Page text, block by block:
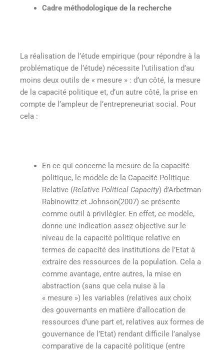
Cadre méthodologique de la recherche
La réalisation de l’étude empirique (pour répondre à la
problématique de l’étude) nécessite l’utilisation d’au
moins deux outils de « mesure » : d’un côté, la mesure
de la capacité politique et, d’un autre côté, la prise en
compte de l’ampleur de l’entrepreneuriat social. Pour
cela :
En ce qui concerne la mesure de la capacité
politique, le modèle de la Capacité Politique
Relative (Relative Political Capacity) d’Arbetman-
Rabinowitz et Johnson(2007) se présente
comme outil à privilégier. En effet, ce modèle,
donne une indication assez objective sur le
niveau de la capacité politique relative en
termes de capacité des institutions de l’Etat à
extraire des ressources de la population. Cela a
comme avantage, entre autres, la mise en
abstraction (sans que cela nuise à la
« mesure ») les variables (relatives aux choix
des gouvernants en matière d’allocation de
ressources d’une part et, relatives aux formes de
gouvernance de l’Etat) rendant difficile l’analyse
comparative de la capacité politique (entre